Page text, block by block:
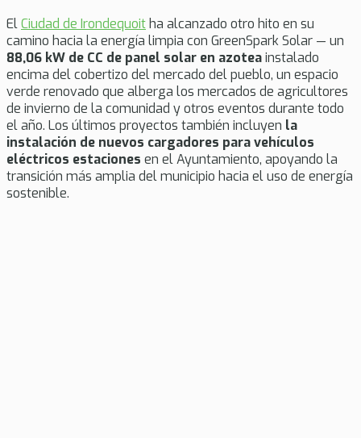
ElCiudad de Irondequoitha alcanzado otro hito en su
camino hacia la energía limpia con GreenSpark Solar — un
88,06 kW de CC de panel solar en azoteainstalado
encima del cobertizo del mercado del pueblo, un espacio
verde renovado que alberga los mercados de agricultores
de invierno de la comunidad y otros eventos durante todo
el año. Los últimos proyectos también incluyen la
instalación de nuevos cargadores para vehículos
eléctricos estaciones en el Ayuntamiento, apoyando la
transición más amplia del municipio hacia el uso de energía
sostenible.